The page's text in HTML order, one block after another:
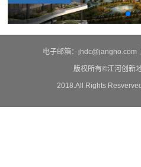
电子邮箱： jhdc@jangho.com
版权所有©江河创新
2018.All Rights